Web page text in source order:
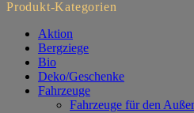
mit
Menge
Produkt-Kategorien
Aktion
Bergziege
Bio
Deko/Geschenke
Fahrzeuge
Fahrzeuge für den